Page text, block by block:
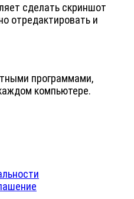
сделать скриншот
отредактировать и
программами,
компьютере.